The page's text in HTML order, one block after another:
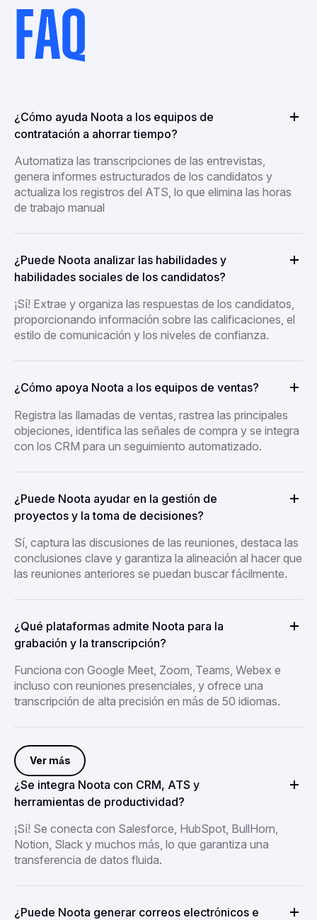
FAQ
¿Cómo ayuda Noota a los equipos de
contratación a ahorrar tiempo?
Automatiza las transcripciones de las entrevistas,
genera informes estructurados de los candidatos y
actualiza los registros del ATS, lo que elimina las horas
de trabajo manual
¿Puede Noota analizar las habilidades y
habilidades sociales de los candidatos?
¡Sí! Extrae y organiza las respuestas de los candidatos,
proporcionando información sobre las calificaciones, el
estilo de comunicación y los niveles de confianza.
¿Cómo apoya Noota a los equipos de ventas?
Registra las llamadas de ventas, rastrea las principales
objeciones, identifica las señales de compra y se integra
con los CRM para un seguimiento automatizado.
¿Puede Noota ayudar en la gestión de
proyectos y la toma de decisiones?
Sí, captura las discusiones de las reuniones, destaca las
conclusiones clave y garantiza la alineación al hacer que
las reuniones anteriores se puedan buscar fácilmente.
¿Qué plataformas admite Noota para la
grabación y la transcripción?
Funciona con Google Meet, Zoom, Teams, Webex e
incluso con reuniones presenciales, y ofrece una
transcripción de alta precisión en más de 50 idiomas.
Ver más
¿Se integra Noota con CRM, ATS y
herramientas de productividad?
¡Sí! Se conecta con Salesforce, HubSpot, BullHorn,
Notion, Slack y muchos más, lo que garantiza una
transferencia de datos fluida.
¿Puede Noota generar correos electrónicos e